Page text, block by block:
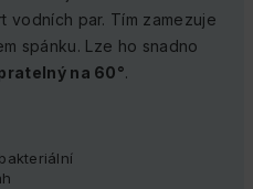
vodních par. Tím zamezuje
spánku. Lze ho snadno
na 60°.